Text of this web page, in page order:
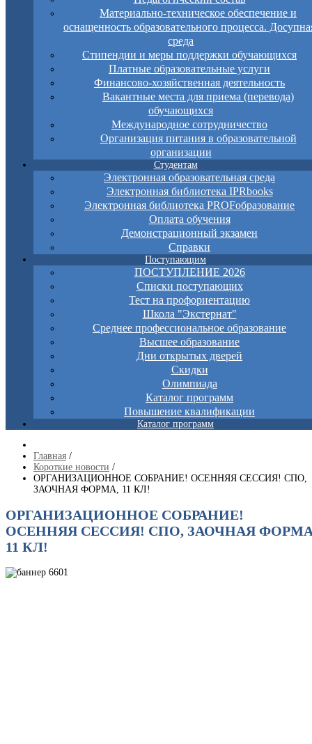
Материально-техническое обеспечение и
оснащенность образовательного процесса.
среда
Стипендии и меры поддержки обучающихся
Платные образовательные услуги
Финансово-хозяйственная деятельность
Вакантные места для приема (перевода)
обучающихся
Международное сотрудничество
Организация питания в образовательной
организации
Студентам
Электронная образовательная среда
Электронная библиотека IPRbooks
Электронная библиотека PROFобразование
Оплата обучения
Демонстрационный экзамен
Справки
Поступающим
ПОСТУПЛЕНИЕ 2026
Списки поступающих
Тест на профориентацию
Школа "Экстернат"
Среднее профессиональное образование
Высшее образование
Дни открытых дверей
Скидки
Олимпиада
Каталог программ
Повышение квалификации
Каталог программ
Главная /
Короткие новости /
ОРГАНИЗАЦИОННОЕ СОБРАНИЕ! ОСЕННЯЯ СЕССИЯ! СПО,
ЗАОЧНАЯ ФОРМА, 11 КЛ!
ОРГАНИЗАЦИОННОЕ СОБРАНИЕ!
ОСЕННЯЯ СЕССИЯ! СПО, ЗАОЧНАЯ
11 КЛ!